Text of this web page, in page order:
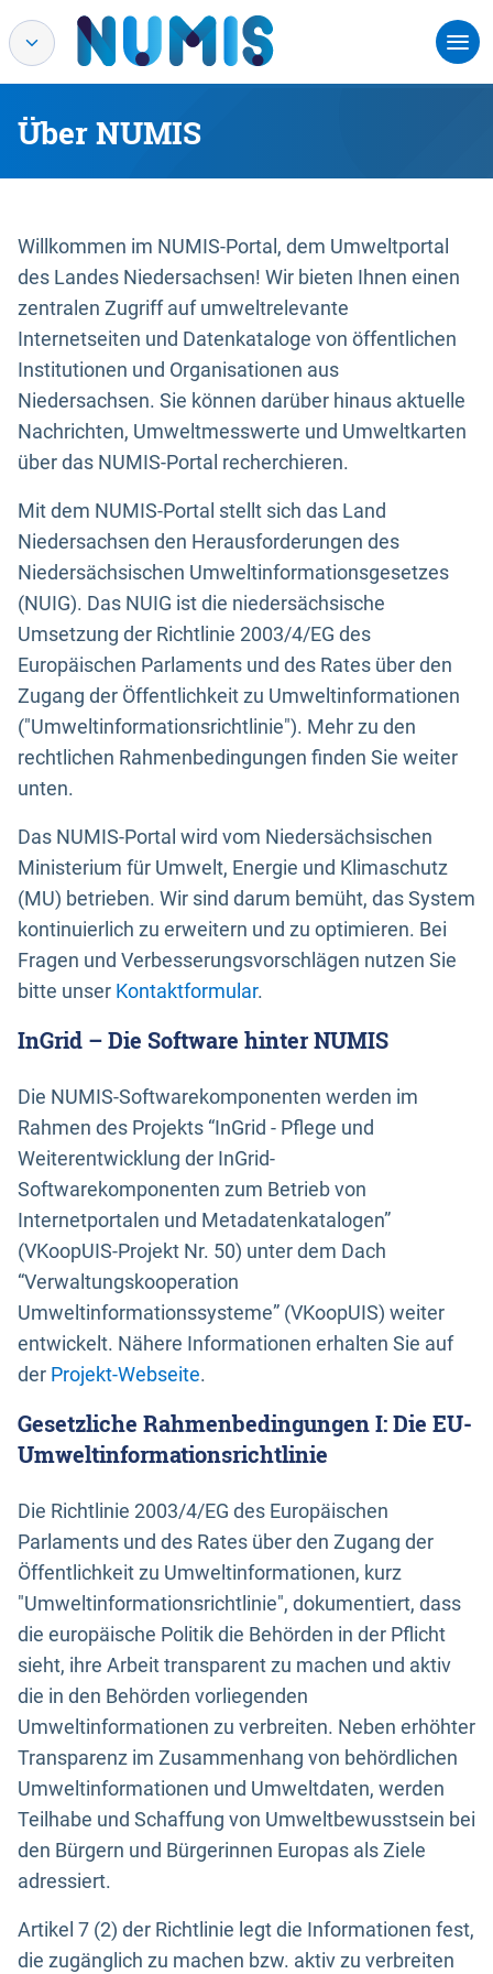
Über NUMIS
Willkommen im NUMIS-Portal, dem Umweltportal
des Landes Niedersachsen! Wir bieten Ihnen einen
zentralen Zugriff auf umweltrelevante
Internetseiten und Datenkataloge von öffentlichen
Institutionen und Organisationen aus
Niedersachsen. Sie können darüber hinaus aktuelle
Nachrichten, Umweltmesswerte und Umweltkarten
über das NUMIS-Portal recherchieren.
Mit dem NUMIS-Portal stellt sich das Land
Niedersachsen den Herausforderungen des
Niedersächsischen Umweltinformationsgesetzes
(NUIG). Das NUIG ist die niedersächsische
Umsetzung der Richtlinie 2003/4/EG des
Europäischen Parlaments und des Rates über den
Zugang der Öffentlichkeit zu Umweltinformationen
("Umweltinformationsrichtlinie"). Mehr zu den
rechtlichen Rahmenbedingungen finden Sie weiter
unten.
Das NUMIS-Portal wird vom Niedersächsischen
Ministerium für Umwelt, Energie und Klimaschutz
(MU) betrieben. Wir sind darum bemüht, das System
kontinuierlich zu erweitern und zu optimieren. Bei
Fragen und Verbesserungsvorschlägen nutzen Sie
bitte unser Kontaktformular.
InGrid – Die Software hinter NUMIS
Die NUMIS-Softwarekomponenten werden im
Rahmen des Projekts “InGrid - Pflege und
Weiterentwicklung der InGrid-
Softwarekomponenten zum Betrieb von
Internetportalen und Metadatenkatalogen”
(VKoopUIS-Projekt Nr. 50) unter dem Dach
“Verwaltungskooperation
Umweltinformationssysteme” (VKoopUIS) weiter
entwickelt. Nähere Informationen erhalten Sie auf
der Projekt-Webseite.
Gesetzliche Rahmenbedingungen I: Die EU-
Umweltinformationsrichtlinie
Die Richtlinie 2003/4/EG des Europäischen
Parlaments und des Rates über den Zugang der
Öffentlichkeit zu Umweltinformationen, kurz
"Umweltinformationsrichtlinie", dokumentiert, dass
die europäische Politik die Behörden in der Pflicht
sieht, ihre Arbeit transparent zu machen und aktiv
die in den Behörden vorliegenden
Umweltinformationen zu verbreiten. Neben erhöhter
Transparenz im Zusammenhang von behördlichen
Umweltinformationen und Umweltdaten, werden
Teilhabe und Schaffung von Umweltbewusstsein bei
den Bürgern und Bürgerinnen Europas als Ziele
adressiert.
Artikel 7 (2) der Richtlinie legt die Informationen fest,
die zugänglich zu machen bzw. aktiv zu verbreiten